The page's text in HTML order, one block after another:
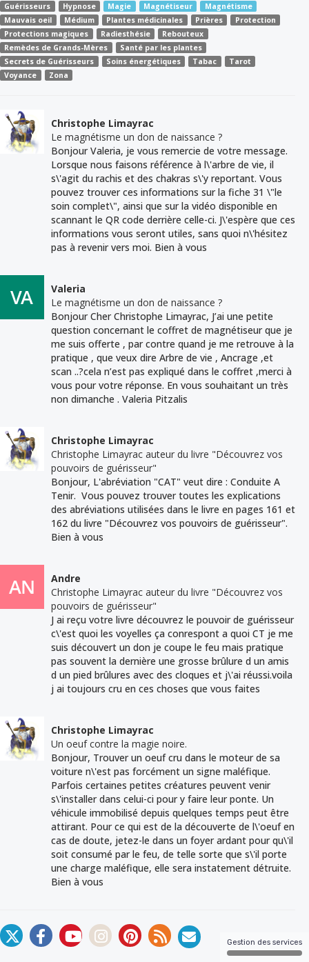
Guérisseurs
Hypnose Magie Magnétiseur
Magnétisme
Mauvais oeil
Médium Plantes médicinales Prières
Protection
Protections magiques
Radiesthésie
Rebouteux
Remèdes de Grands-Mères
Santé par les plantes
Secrets de Guérisseurs
Soins énergétiques Tabac
Tarot
Voyance
Zona
Christophe Limayrac
Le magnétisme un don de naissance ?
Bonjour Valeria, je vous remercie de votre message.
Lorsque nous faisons référence à l\'arbre de vie, il
s\'agit du rachis et des chakras s\'y reportant. Vous
pouvez trouver ces informations sur la fiche 31 \"le
soin complet\", ainsi que sur la vidéo disponible en
scannant le QR code derrière celle-ci. J\'espère que ces
informations vous seront utiles, sans quoi n\'hésitez
pas à revenir vers moi. Bien à vous
Valeria
Le magnétisme un don de naissance ?
Bonjour Cher Christophe Limayrac, J’ai une petite
question concernant le coffret de magnétiseur que je
me suis offerte , par contre quand je me retrouve à la
pratique , que veux dire Arbre de vie , Ancrage ,et
scan ..?cela n’est pas expliqué dans le coffret ,merci à
vous pour votre réponse. En vous souhaitant un très
non dimanche . Valeria Pitzalis
Christophe Limayrac
Christophe Limayrac auteur du livre "Découvrez vos
pouvoirs de guérisseur"
Bonjour, L'abréviation "CAT" veut dire : Conduite A
Tenir. Vous pouvez trouver toutes les explications
des abréviations utilisées dans le livre en pages 161 et
162 du livre "Découvrez vos pouvoirs de guérisseur".
Bien à vous
Andre
Christophe Limayrac auteur du livre "Découvrez vos
pouvoirs de guérisseur"
J ai reçu votre livre découvrez le pouvoir de guérisseur
c\'est quoi les voyelles ça conrespont a quoi CT je me
suis découvert un don je coupe le feu mais pratique
pas souvent la dernière une grosse brûlure d un amis
d un pied brûlures avec des cloques et j\'ai réussi.voila
j ai toujours cru en ces choses que vous faites
Christophe Limayrac
Un oeuf contre la magie noire.
Bonjour, Trouver un oeuf cru dans le moteur de sa
voiture n\'est pas forcément un signe maléfique.
Parfois certaines petites créatures peuvent venir
s\'installer dans celui-ci pour y faire leur ponte. Un
véhicule immobilisé depuis quelques temps peut être
attirant. Pour ce qui est de la découverte de l\'oeuf en
cas de doute, jetez-le dans un foyer ardant pour qu\'il
soit consumé par le feu, de telle sorte que s\'il porte
une charge maléfique, elle sera instatement détruite.
Bien à vous
Gestion des services